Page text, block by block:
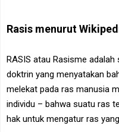
Rasis menurut
RASIS atau Rasisme
doktrin yang menyatakan
melekat pada ras manusia
individu – bahwa suatu ras
hak untuk mengatur ras